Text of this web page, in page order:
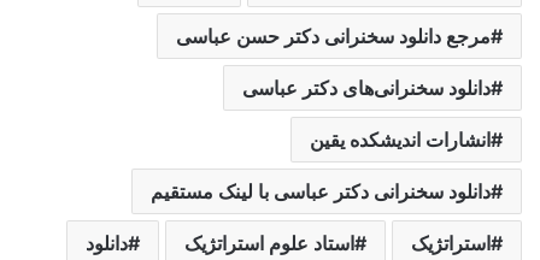
مرجع دانلود سخنرانی دکتر حسن عباسی
دانلود سخنرانی‌های دکتر عباسی
انشارات اندیشکده یقین
دانلود سخنرانی دکتر عباسی با لینک مستقیم
استراتژیک استاد علوم استراتژیک دانلود